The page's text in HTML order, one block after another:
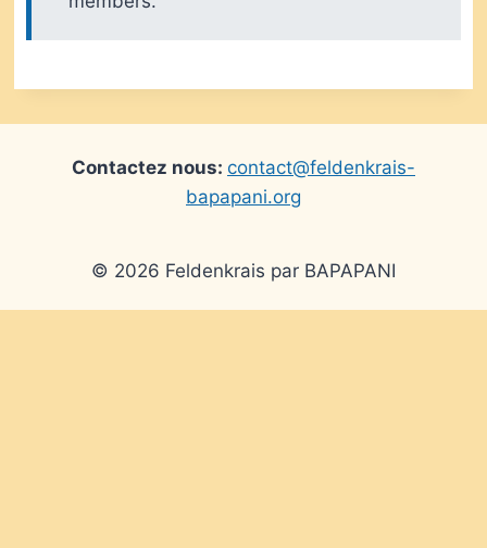
Contactez nous: contact@feldenkrais-
bapapani.org
© 2026 Feldenkrais par BAPAPANI